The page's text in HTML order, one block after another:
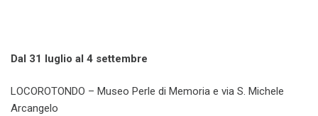
Dal 31 luglio al 4 settembre
LOCOROTONDO – Museo Perle di Memoria e via S. Michele
Arcangelo